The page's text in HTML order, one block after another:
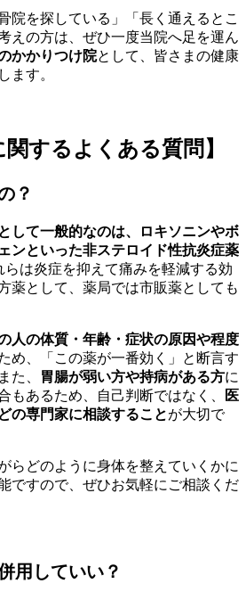
院を探している」「長く通えるとこ
えの方は、ぜひ一度当院へ足を運ん
かかりつけ院として、皆さまの健康
ます。
関するよくある質問】
？
して一般的なのは、ロキソニンやボ
ンといった非ステロイド性抗炎症薬
らは炎症を抑えて痛みを軽減する効
薬として、薬局では市販薬としても
人の体質・年齢・症状の原因や程度
め、「この薬が一番効く」と断言す
た、
胃腸が弱い方や持病がある方に
もあるため、自己判断ではなく、
医
の専門家に相談することが大切で
らどのように身体を整えていくかに
ですので、ぜひお気軽にご相談くだ
用していい？